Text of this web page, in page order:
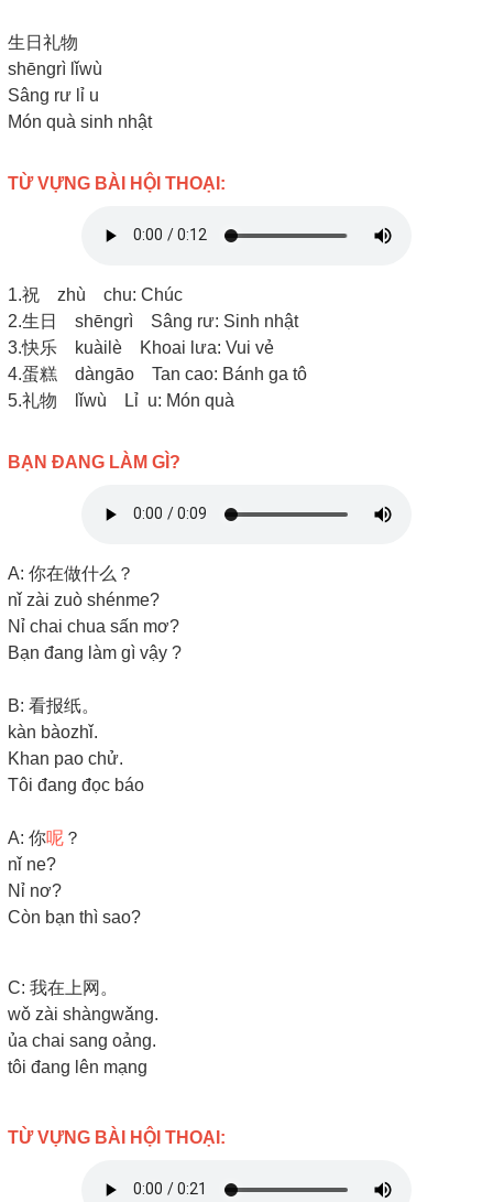
生日礼物
shēngrì lǐwù
Sâng rư lỉ u
Món quà sinh nhật
TỪ VỰNG BÀI HỘI THOẠI:
1.祝 zhù chu: Chúc
2.生日 shēngrì Sâng rư: Sinh nhật
3.快乐 kuàilè Khoai lưa: Vui vẻ
4.蛋糕 dàngāo Tan cao: Bánh ga tô
5.礼物 lǐwù Lỉ u: Món quà
BẠN ĐANG LÀM GÌ?
A: 你在做什么？
nǐ zài zuò shénme?
Nỉ chai chua sấn mơ?
Bạn đang làm gì vậy ?
B: 看报纸。
kàn bàozhǐ.
Khan pao chử.
Tôi đang đọc báo
A: 你呢 ？
nǐ ne?
Nỉ nơ?
Còn bạn thì sao?
C: 我在上网。
wǒ zài shàngwǎng.
ủa chai sang oảng.
tôi đang lên mạng
TỪ VỰNG BÀI HỘI THOẠI: